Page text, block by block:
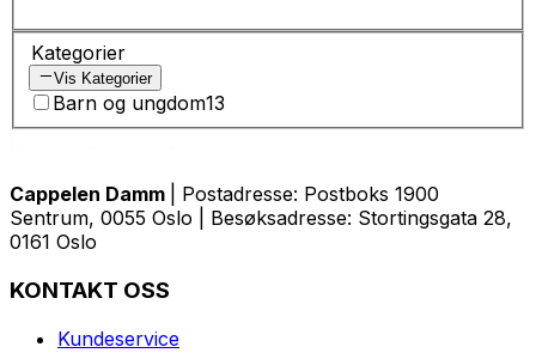
Kategorier
Vis Kategorier
Barn og ungdom13
Cappelen Damm
| Postadresse: Postboks 1900
Sentrum, 0055 Oslo | Besøksadresse: Stortingsgata 28,
0161 Oslo
KONTAKT OSS
Kundeservice